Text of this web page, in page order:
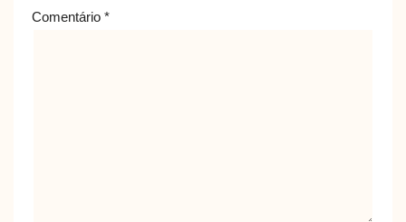
Comentário *